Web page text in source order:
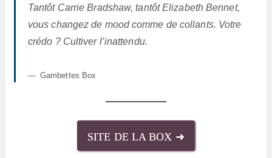
Tantôt Carrie Bradshaw, tantôt Elizabeth Bennet,
vous changez de mood comme de collants. Votre
crédo ? Cultiver l’inattendu.
Gambettes Box
SITE DE LA BOX ➜